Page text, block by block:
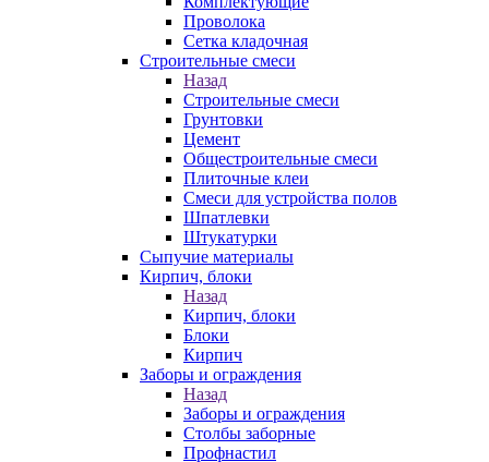
Проволока
Сетка кладочная
Строительные смеси
Назад
Строительные смеси
Грунтовки
Цемент
Общестроительные смеси
Плиточные клеи
Смеси для устройства полов
Шпатлевки
Штукатурки
Сыпучие материалы
Кирпич, блоки
Назад
Кирпич, блоки
Блоки
Кирпич
Заборы и ограждения
Назад
Заборы и ограждения
Столбы заборные
Профнастил